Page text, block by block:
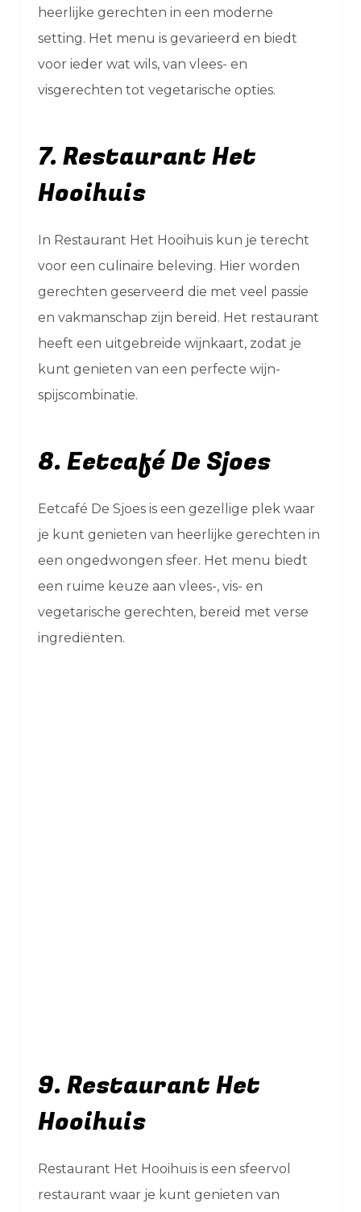
heerlijke gerechten in een moderne
setting. Het menu is gevarieerd en biedt
voor ieder wat wils, van vlees- en
visgerechten tot vegetarische opties.
7. Restaurant Het
Hooihuis
In Restaurant Het Hooihuis kun je terecht
voor een culinaire beleving. Hier worden
gerechten geserveerd die met veel passie
en vakmanschap zijn bereid. Het restaurant
heeft een uitgebreide wijnkaart, zodat je
kunt genieten van een perfecte wijn-
spijscombinatie.
8. Eetcafé De Sjoes
Eetcafé De Sjoes is een gezellige plek waar
je kunt genieten van heerlijke gerechten in
een ongedwongen sfeer. Het menu biedt
een ruime keuze aan vlees-, vis- en
vegetarische gerechten, bereid met verse
ingrediënten.
9. Restaurant Het
Hooihuis
Restaurant Het Hooihuis is een sfeervol
restaurant waar je kunt genieten van